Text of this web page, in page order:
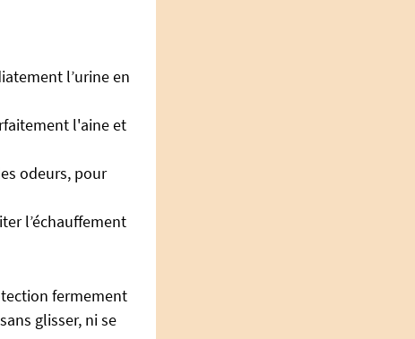
l’urine en
l'aine et
odeurs, pour
l’échauffement
fermement
glisser, ni se